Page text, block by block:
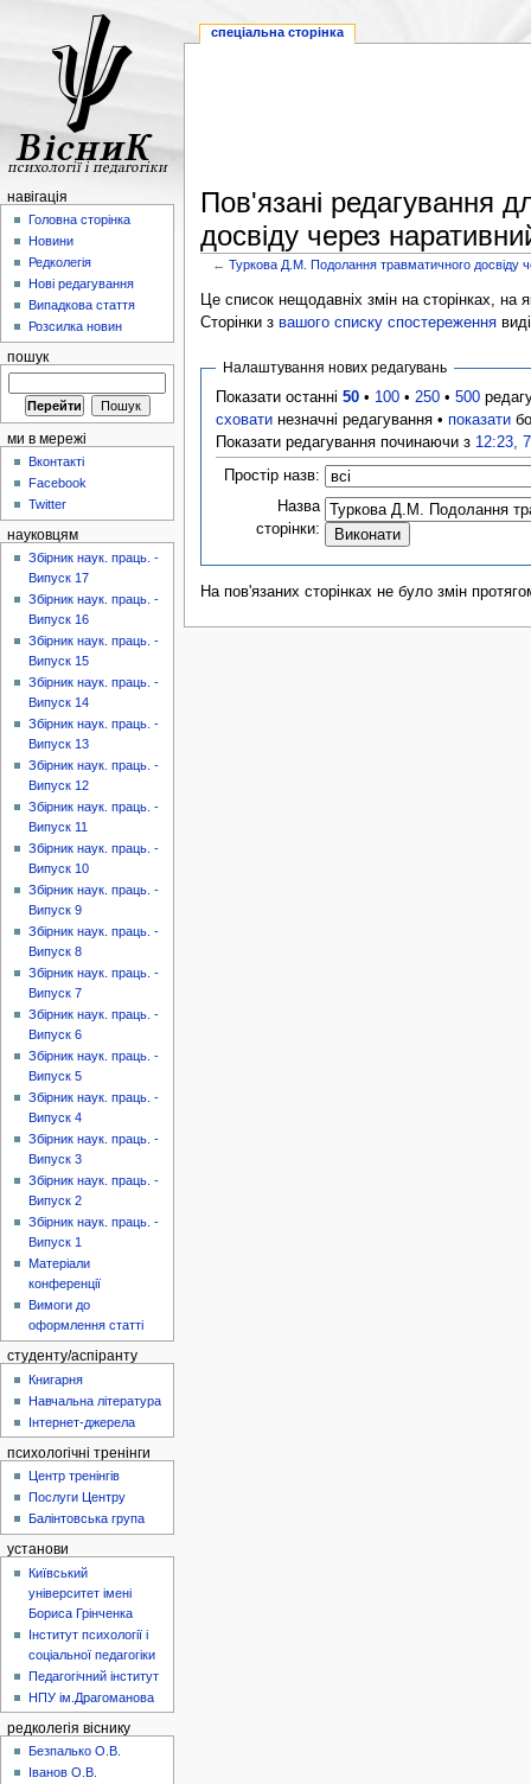
Пов'язані редагування
досвіду через
←Туркова Д.М. Подолання травматичного досвіду
Це список нещодавніх змін на сторінках, на
Сторінки з вашого списку спостереження
Налаштування нових редагувань
Показати останні50 • 100 • 250 •500
сховати незначні редагування •показати
Показати редагування починаючи з 12:23,
Простір назв:
Назва
сторінки:
На пов'язаних сторінках не було змін
спеціальна сторінка
навігація
Головна сторінка
Новини
Редколегія
Нові редагування
Випадкова стаття
Розсилка новин
пошук
ми в мережі
Вконтакті
Facebook
Twitter
науковцям
Збірник наук. праць. -
Випуск 17
Збірник наук. праць. -
Випуск 16
Збірник наук. праць. -
Випуск 15
Збірник наук. праць. -
Випуск 14
Збірник наук. праць. -
Випуск 13
Збірник наук. праць. -
Випуск 12
Збірник наук. праць. -
Випуск 11
Збірник наук. праць. -
Випуск 10
Збірник наук. праць. -
Випуск 9
Збірник наук. праць. -
Випуск 8
Збірник наук. праць. -
Випуск 7
Збірник наук. праць. -
Випуск 6
Збірник наук. праць. -
Випуск 5
Збірник наук. праць. -
Випуск 4
Збірник наук. праць. -
Випуск 3
Збірник наук. праць. -
Випуск 2
Збірник наук. праць. -
Випуск 1
Матеріали
конференції
Вимоги до
оформлення статті
студенту/аспіранту
Книгарня
Навчальна література
Інтернет-джерела
психологічні тренінги
Центр тренінгів
Послуги Центру
Балінтовська група
установи
Київський
університет імені
Бориса Грінченка
Інститут психології і
соціальної педагогіки
Педагогічний інститут
НПУ ім.Драгоманова
редколегія віснику
Безпалько О.В.
Іванов О.В.